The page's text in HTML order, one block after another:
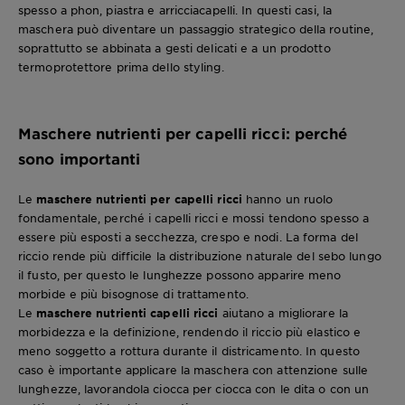
spesso a phon, piastra e arricciacapelli. In questi casi, la
maschera può diventare un passaggio strategico della routine,
soprattutto se abbinata a gesti delicati e a un prodotto
termoprotettore prima dello styling.
Maschere nutrienti per capelli ricci: perché
sono importanti
Le maschere nutrienti per capelli ricci hanno un ruolo
fondamentale, perché i capelli ricci e mossi tendono spesso a
essere più esposti a secchezza, crespo e nodi. La forma del
riccio rende più difficile la distribuzione naturale del sebo lungo
il fusto, per questo le lunghezze possono apparire meno
morbide e più bisognose di trattamento.
Le maschere nutrienti capelli ricci aiutano a migliorare la
morbidezza e la definizione, rendendo il riccio più elastico e
meno soggetto a rottura durante il districamento. In questo
caso è importante applicare la maschera con attenzione sulle
lunghezze, lavorandola ciocca per ciocca con le dita o con un